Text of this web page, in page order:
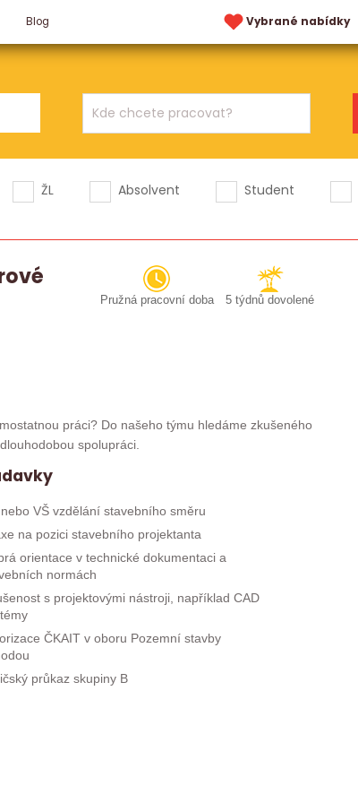
Blog Vybrané nabídky
ŽL Absolvent Student
Pružná pracovní doba 5 týdnů dovolené
práci? Do našeho týmu hledáme zkušeného
spolupráci.
nebo VŠ vzdělání stavebního směru
na pozici stavebního projektanta
orientace v technické dokumentaci a
normách
s projektovými nástroji, například CAD
ČKAIT v oboru Pozemní stavby
průkaz skupiny B